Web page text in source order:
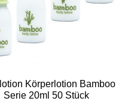
Körperlotion Bamboo
Serie 20ml 50 Stück
Vorschau